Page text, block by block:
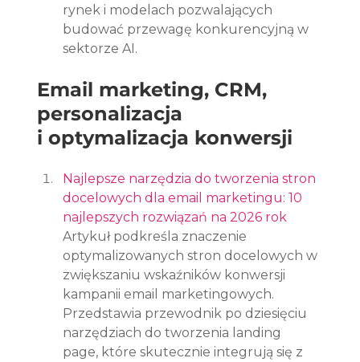
rynek i modelach pozwalających
budować przewagę konkurencyjną w
sektorze AI.
Email marketing, CRM,
personalizacja
i optymalizacja konwersji
Najlepsze narzędzia do tworzenia stron
docelowych dla email marketingu: 10
najlepszych rozwiązań na 2026 rok
Artykuł podkreśla znaczenie
optymalizowanych stron docelowych w
zwiększaniu wskaźników konwersji
kampanii email marketingowych.
Przedstawia przewodnik po dziesięciu
narzędziach do tworzenia landing
page, które skutecznie integrują się z